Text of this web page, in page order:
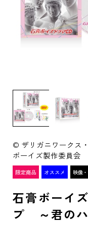
© ザリガニワークス
ボーイズ製作委員会
石膏ボーイ
プ ～君の